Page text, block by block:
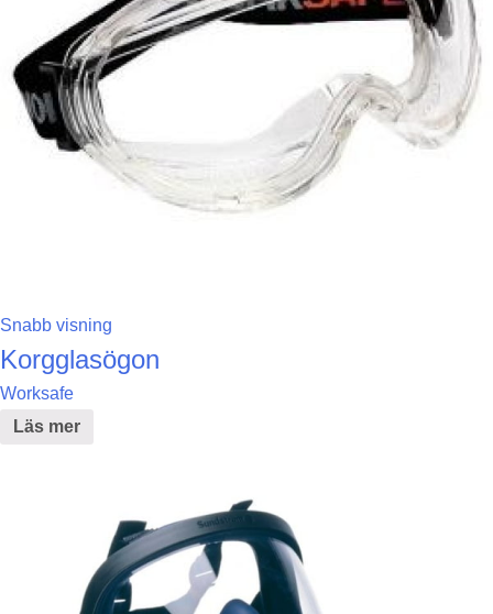
Snabb visning
Korgglasögon
Worksafe
Läs mer